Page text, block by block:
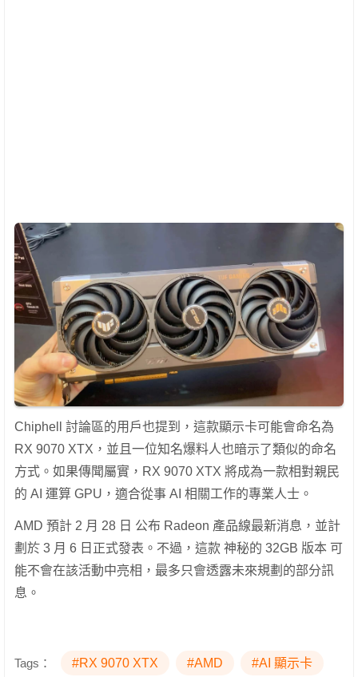
Chiphell 討論區的用戶也提到，這款顯示卡可能會命名為
RX 9070 XTX，並且一位知名爆料人也暗示了類似的命名
方式。如果傳聞屬實，RX 9070 XTX 將成為一款相對親民
的 AI 運算 GPU，適合從事 AI 相關工作的專業人士。
AMD 預計 2 月 28 日 公布 Radeon 產品線最新消息，並計
劃於 3 月 6 日正式發表。不過，這款 神秘的 32GB 版本 可
能不會在該活動中亮相，最多只會透露未來規劃的部分訊
息。
Tags： #RX 9070 XTX #AMD #AI 顯示卡